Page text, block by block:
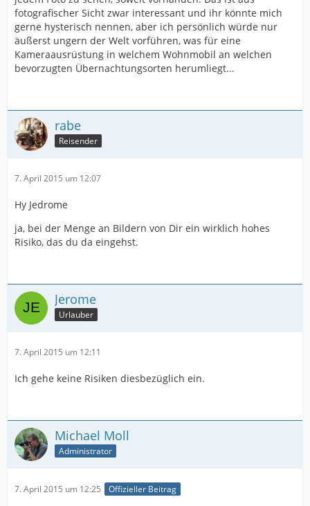
fotografischer Sicht zwar interessant und ihr könnte mich
gerne hysterisch nennen, aber ich persönlich würde nur
äußerst ungern der Welt vorführen, was für eine
Kameraausrüstung in welchem Wohnmobil an welchen
bevorzugten Übernachtungsorten herumliegt...
rabe
Reisender
7. April 2015 um 12:07
Hy Jedrome
ja, bei der Menge an Bildern von Dir ein wirklich hohes
Risiko, das du da eingehst.
Jerome
Urlauber
7. April 2015 um 12:11
Ich gehe keine Risiken diesbezüglich ein.
Michael Moll
Administrator
7. April 2015 um 12:25 Offizieller Beitrag